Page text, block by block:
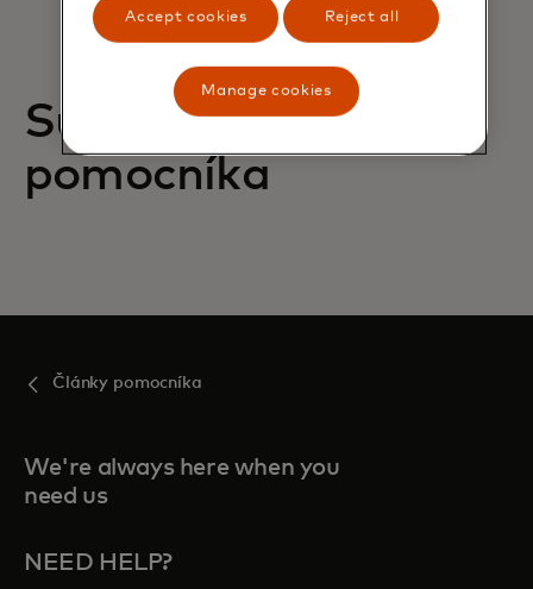
Súvisiace články
pomocníka
Články pomocníka
We're always here when you
need us
NEED HELP?
Accept cookies Reject all
Manage cookies